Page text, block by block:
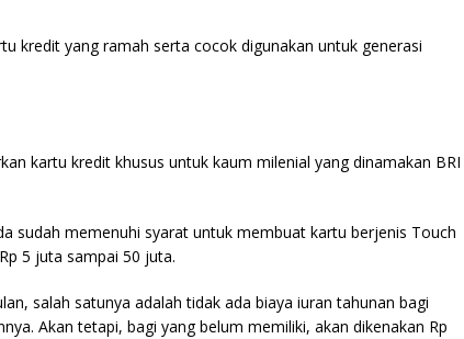
kredit yang ramah serta cocok digunakan untuk generasi
kartu kredit khusus untuk kaum milenial yang dinamakan BRI
sudah memenuhi syarat untuk membuat kartu berjenis Touch
5 juta sampai 50 juta.
salah satunya adalah tidak ada biaya iuran tahunan bagi
Akan tetapi, bagi yang belum memiliki, akan dikenakan Rp